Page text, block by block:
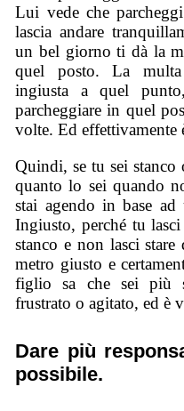
Lui vede che
lascia andare
un bel giorno ti dà la
quel posto. La multa
ingiusta a quel
parcheggiare in quel
volte. Ed effettivamente
Quindi, se tu sei
quanto lo sei quando
stai agendo in base
Ingiusto, perché tu
stanco e non lasci
metro giusto e
figlio sa che sei più
frustrato o agitato, ed è
Dare più
possibile.